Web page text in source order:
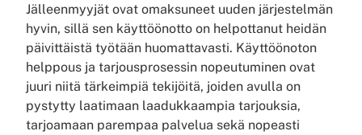
Jälleenmyyjät ovat omaksuneet uuden järjestelmän
hyvin, sillä sen käyttöönotto on helpottanut heidän
päivittäistä työtään huomattavasti. Käyttöönoton
helppous ja tarjousprosessin nopeutuminen ovat
juuri niitä tärkeimpiä tekijöitä, joiden avulla on
pystytty laatimaan laadukkaampia tarjouksia,
tarjoamaan parempaa palvelua sekä nopeasti